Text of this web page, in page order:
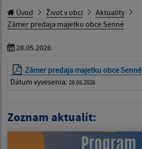
Úvod Život v obci
Aktuality
Zámer predaja majetku obce Senné
28.05.2026
Zámer predaja majetku obce Senné
Dátum vyvesenia: 28.05.2026
Zoznam aktualít: